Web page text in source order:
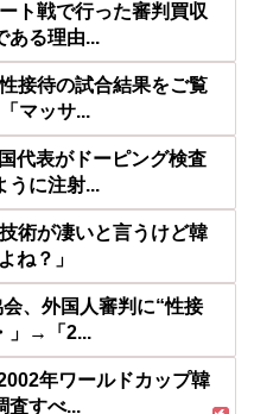
ト戦で行った審判買収
ある理由...
接待の試合結果をご覧
マッサ...
代表がドーピング検査
うに注射...
術が凄いと言うけど韓
ね？」
、外国人審判に“性接
」→「2...
年ワールドカップ韓
査すべ...